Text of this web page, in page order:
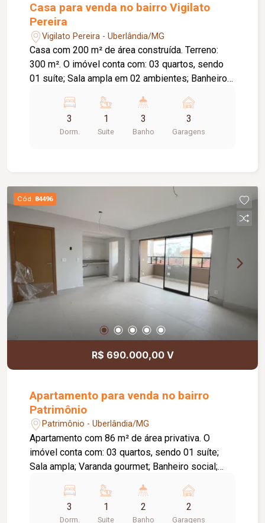
Casa para venda no bairro Vigilato
Pereira
Vigilato Pereira - Uberlândia/MG
Casa com 200 m² de área construída. Terreno:
300 m². O imóvel conta com: 03 quartos, sendo
01 suíte; Sala ampla em 02 ambientes; Banheiro
gourmet com edícula; Espaço para escritório ou
despensa; Lavanderia; Banheiro externo; 03
vagas de garagem; Diferenciais: Piso em
3
Dorm.
1
Suite
3
Banho
3
Garagens
Cód. 84496
R$ 690.000,00 V
Apartamento para venda no bairro
Patrimônio
Patrimônio - Uberlândia/MG
Apartamento com 86 m² de área privativa. O
imóvel conta com: 03 quartos, sendo 01 suíte;
Sala ampla; Varanda gourmet; Banheiro social;
O condomínio conta com: Academia equipada;
Salão de festas com varanda; Fire place;
3
Dorm.
1
Suite
2
Banho
2
Garagens